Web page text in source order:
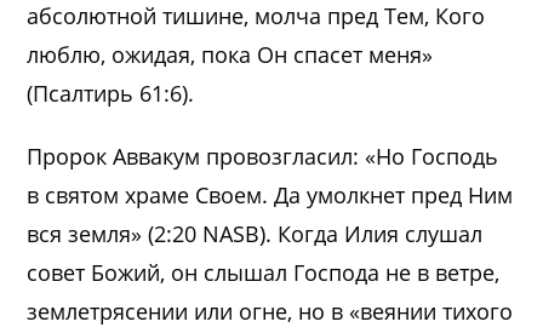
абсолютной тишине, молча пред Тем, Кого
люблю, ожидая, пока Он спасет меня»
(Псалтирь 61:6).
Пророк Аввакум провозгласил: «Но Господь
в святом храме Своем. Да умолкнет пред Ним
вся земля» (2:20 NASB). Когда Илия слушал
совет Божий, он слышал Господа не в ветре,
землетрясении или огне, но в «веянии тихого